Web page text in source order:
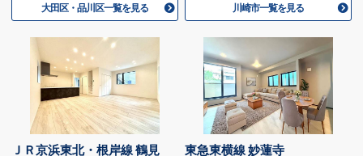
大田区・品川区一覧を見る 川崎市一覧を見る
ＪＲ京浜東北・根岸線 鶴見 東急東横線 妙蓮寺